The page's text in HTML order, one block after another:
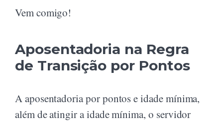
Vem comigo!
Aposentadoria na Regra
de Transição por Pontos
A aposentadoria por pontos e idade mínima,
além de atingir a idade mínima, o servidor